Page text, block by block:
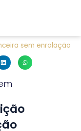
sem enrolação